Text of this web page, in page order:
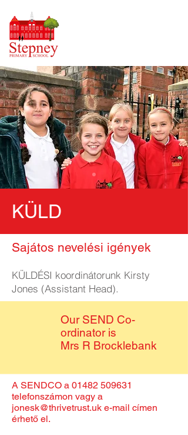
KÜLD
Sajátos nevelési igények
KÜLDÉSI koordinátorunk Kirsty
Jones (Assistant Head).
Our SEND Co-
ordinator is
Mrs R Brocklebank
A SENDCO a 01482 509631
telefonszámon vagy a
jonesk@thrivetrust.uk e-mail címen
érhető el.